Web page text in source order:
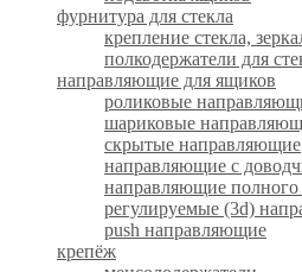
фурнитура для стекла
крепление стекла,
полкодержатели для
направляющие для ящиков
роликовые
шариковые
скрытые направляющие
направляющие с
направляющие
регулируемые (3d)
push направляющие
крепёж